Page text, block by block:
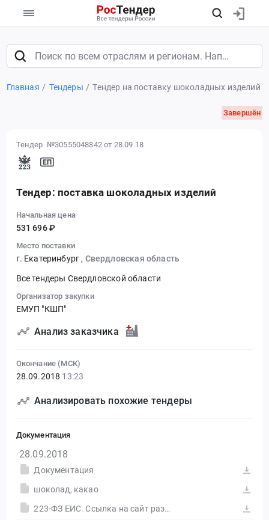
Главная Тендеры Тендер на поставку шоколадных изделий
Завершён
Тендер №30555048842 от 28.09.18
Тендер: поставка шоколадных изделий
Начальная цена
531 696 ₽
Место поставки
г. Екатеринбург , Свердловская область
Все тендеры Свердловской области
Организатор закупки
ЕМУП "КШП"
Анализ заказчика
Окончание (МСК)
28.09.2018 13:23
Анализировать похожие тендеры
Документация
28.09.2018
Документация
шоколад, какао
223-ФЗ ЕИС. Ссылка на сайт размещения тендера #30555048842.doc